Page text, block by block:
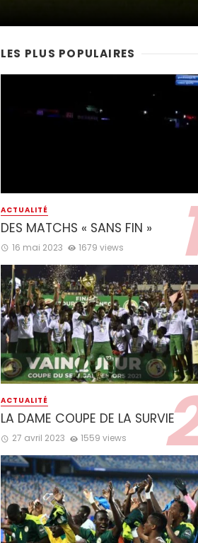
LES PLUS POPULAIRES
ACTUALITÉ
DES MATCHS « SANS FIN »
16 mai 2023 1679 views
ACTUALITÉ
LA DAME COUPE DE LA SURVIE
27 avril 2023 1559 views